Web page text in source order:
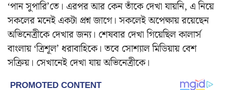
‘পান সুপারি’তে। এরপর আর কেন তাঁকে দেখা যায়নি, এ নিয়ে
সকলের মনেই একটা প্রশ্ন জাগে। সকলেই অপেক্ষায় রয়েছেন
অভিনেত্রীকে দেখার জন্য। শেষবার দেখা গিয়েছিল কালার্স
বাংলায় ‘ত্রিশূল’ ধরাবাহিকে। তবে সোশ্যাল মিডিয়ায় বেশ
সক্রিয়। সেখানেই দেখা যায় অভিনেত্রীকে।